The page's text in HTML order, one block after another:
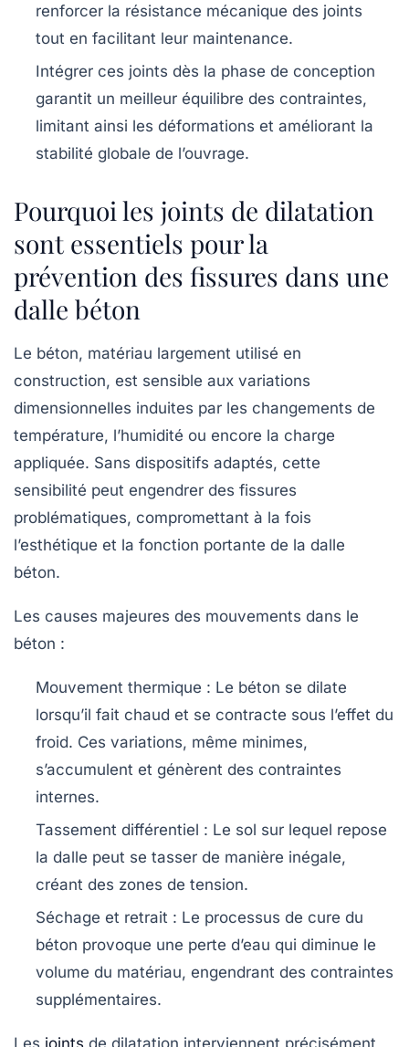
renforcer la résistance mécanique des joints
tout en facilitant leur maintenance.
Intégrer ces joints dès la phase de conception
garantit un meilleur équilibre des contraintes,
limitant ainsi les déformations et améliorant la
stabilité globale de l’ouvrage.
Pourquoi les joints de dilatation
sont essentiels pour la
prévention des fissures dans une
dalle béton
Le béton, matériau largement utilisé en
construction, est sensible aux variations
dimensionnelles induites par les changements de
température, l’humidité ou encore la charge
appliquée. Sans dispositifs adaptés, cette
sensibilité peut engendrer des fissures
problématiques, compromettant à la fois
l’esthétique et la fonction portante de la dalle
béton.
Les causes majeures des mouvements dans le
béton :
Mouvement thermique : Le béton se dilate
lorsqu’il fait chaud et se contracte sous l’effet du
froid. Ces variations, même minimes,
s’accumulent et génèrent des contraintes
internes.
Tassement différentiel : Le sol sur lequel repose
la dalle peut se tasser de manière inégale,
créant des zones de tension.
Séchage et retrait : Le processus de cure du
béton provoque une perte d’eau qui diminue le
volume du matériau, engendrant des contraintes
supplémentaires.
Les joints de dilatation interviennent précisément